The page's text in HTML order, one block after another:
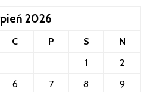
2026
C P S
N
1
2
6 7 8
9